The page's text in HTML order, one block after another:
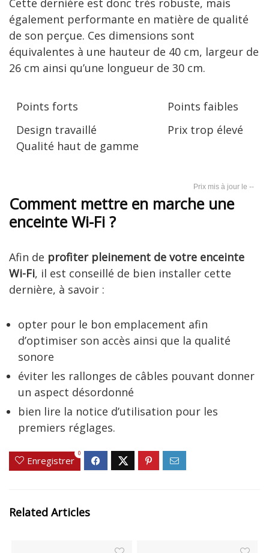
Cette dernière est donc très robuste, mais
également performante en matière de qualité
de son perçue. Ces dimensions sont
équivalentes à une hauteur de 40 cm, largeur de
26 cm ainsi qu’une longueur de 30 cm.
Points forts
Points faibles
Design travaillé
Qualité haut de gamme
Prix trop élevé
--
Comment mettre en marche une
enceinte Wi-Fi ?
Afin de profiter pleinement de votre enceinte
Wi-Fi, il est conseillé de bien installer cette
dernière, à savoir :
opter pour le bon emplacement afin
d’optimiser son accès ainsi que la qualité
sonore
éviter les rallonges de câbles pouvant donner
un aspect désordonné
bien lire la notice d’utilisation pour les
premiers réglages.
Enregistrer
0
Related Articles